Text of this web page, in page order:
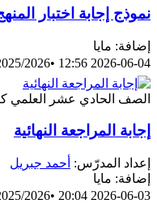
نموذج إجابة اختبار
إضافة: مايا
2026-06-04 12:56
•
2026
الصف الحادي عشر العلمي
إجابة المراجعة النهائية
إعداد المدرّس: أحمد جبريل
إضافة: مايا
2026-06-03 20:04
•
2026